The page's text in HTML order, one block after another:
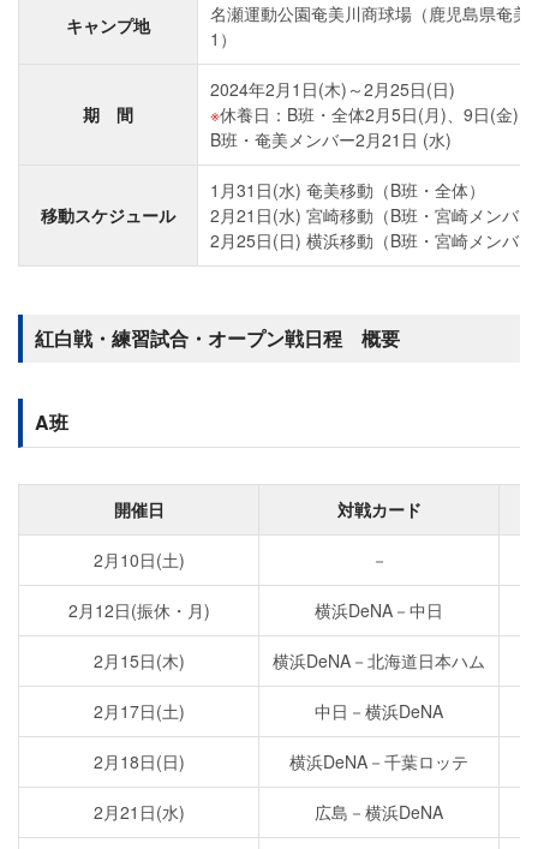
キャンプ地
名瀬運動公園奄美川商球場（鹿児島県奄
1）
期 間
2024年2月1日(木)～2月25日(日)
休養日：B班・全体2月5日(月)、9日(金)
B班・奄美メンバー2月21日 (水)
移動スケジュール
1月31日(水) 奄美移動（B班・全体）
2月21日(水) 宮崎移動（B班・宮崎メンバ
2月25日(日) 横浜移動（B班・宮崎メンバ
紅白戦・練習試合・オープン戦日程 概要
A班
開催日 対戦カード
2月10日(土) －
2月12日(振休・月) 横浜DeNA－中日
2月15日(木) 横浜DeNA－北海道日本ハム
2月17日(土) 中日－横浜DeNA
2月18日(日) 横浜DeNA－千葉ロッテ
2月21日(水) 広島－横浜DeNA